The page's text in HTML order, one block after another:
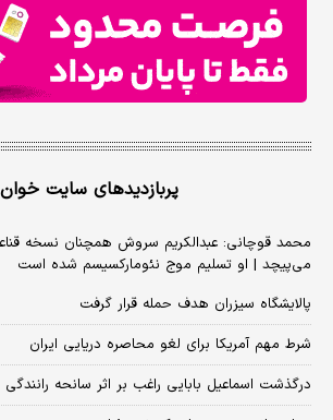
پربازدیدهای سایت خوان
محمد قوچانی: عبدالکریم سروش همچنان نسخه
می‌پیچد | او تسلیم موج نئومارکسیسم شده است
پالایشگاه سیزران هدف حمله قرار گرفت
شرط مهم آمریکا برای لغو محاصره دریایی ایران
درگذشت اسماعیل بابایی راغب بر اثر سانحه رانندگی